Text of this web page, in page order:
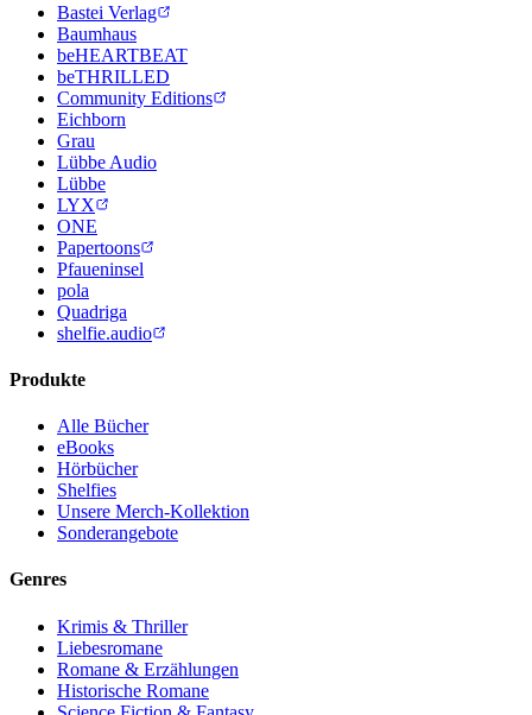
Bastei Verlag
Baumhaus
beHEARTBEAT
beTHRILLED
Community Editions
Eichborn
Grau
Lübbe Audio
Lübbe
LYX
ONE
Papertoons
Pfaueninsel
pola
Quadriga
shelfie.audio
Produkte
Alle Bücher
eBooks
Hörbücher
Shelfies
Unsere Merch-Kollektion
Sonderangebote
Genres
Krimis & Thriller
Liebesromane
Romane & Erzählungen
Historische Romane